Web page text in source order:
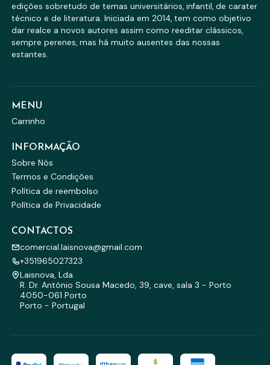
edições sobretudo de temas universitários, infantil, de carater
técnico e de literatura. Iniciada em 2014, tem como objetivo
dar realce a novos autores assim como reeditar clássicos,
sempre perenes, mas há muito ausentes das nossas
estantes.
MENU
Carrinho
INFORMAÇÃO
Sobre Nós
Termos e Condições
Política de reembolso
Política de Privacidade
CONTACTOS
comercial.laisnova@gmail.com
+351965027323
Laisnova, Lda.
R. Dr. António Sousa Macedo, 39, cave, sala 3 - Porto
4050-061 Porto
Porto - Portugal